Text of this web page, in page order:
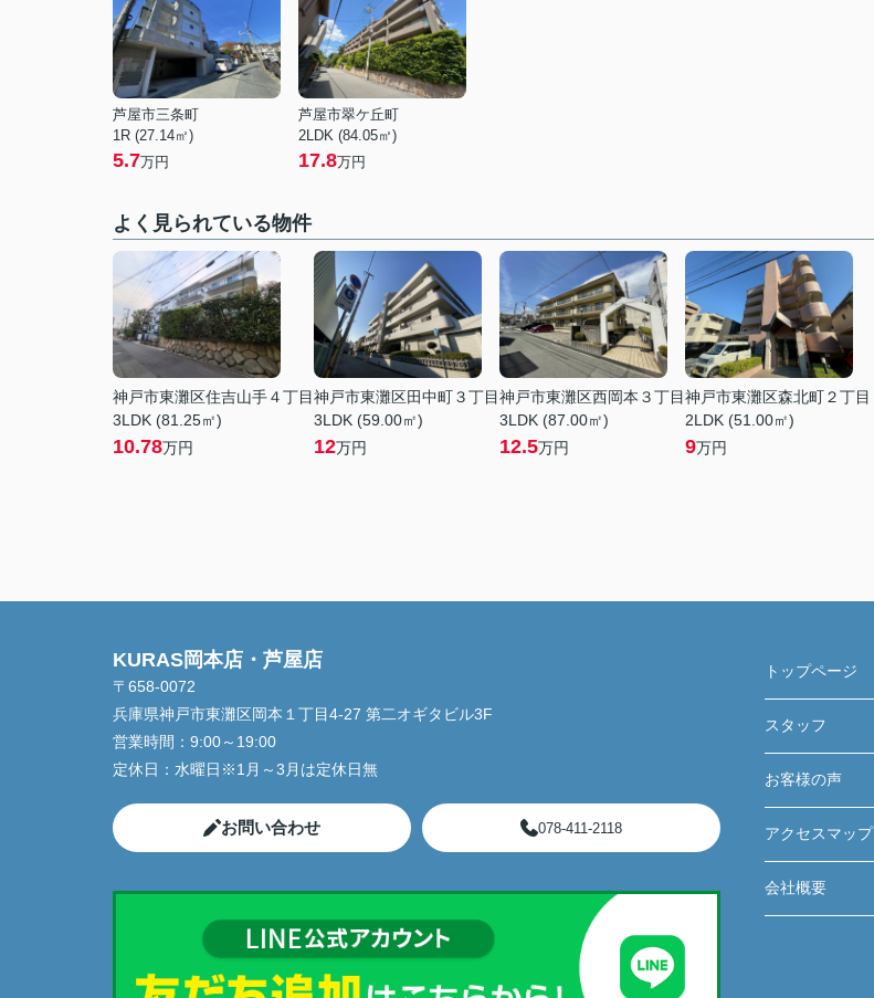
芦屋市三条町
1R (27.14㎡)
5.7万円
芦屋市翠ケ丘町
2LDK (84.05㎡)
17.8万円
よく見られている物件
神戸市東灘区住吉山手４丁目
3LDK (81.25㎡)
10.78万円
神戸市東灘区田中町３丁目
3LDK (59.00㎡)
12万円
神戸市東灘区西岡本３丁目
3LDK (87.00㎡)
12.5万円
神戸市東灘区森北町２丁目
2LDK (51.00㎡)
9万円
KURAS岡本店・芦屋店
〒658-0072
兵庫県神戸市東灘区岡本１丁目4-27 第二オギタビル3F
営業時間： 9:00～19:00
定休日： 水曜日※1月～3月は定休日無
お問い合わせ 078-411-2118
トップページ
スタッフ
お客様の声
アクセスマップ
会社概要